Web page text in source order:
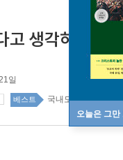
오늘은 그만
생각하십니까
일
베스트 국내도서 top20 13